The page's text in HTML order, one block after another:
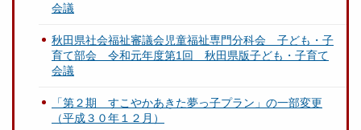
会議
秋田県社会福祉審議会児童福祉専門分科会 子ども・子
育て部会 令和元年度第1回 秋田県版子ども・子育て
会議
「第２期 すこやかあきた夢っ子プラン」の一部変更
（平成３０年１２月）